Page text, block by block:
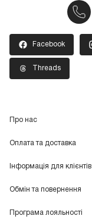
Facebook
Threads
Про нас
Оплата та доставка
Інформація для клієнтів
Обмін та повернення
Програма лояльності